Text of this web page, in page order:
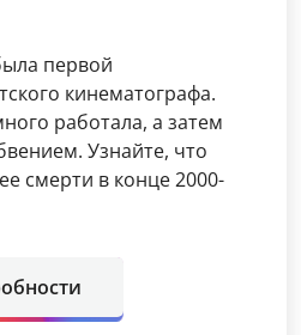
первой
кинематографа.
работала, а затем
Узнайте, что
смерти в конце 2000-